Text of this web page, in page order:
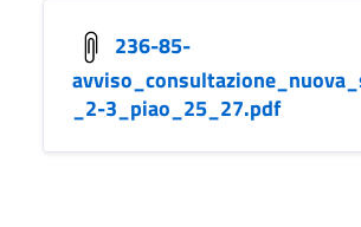
236-85-
_2-3_piao_25_27.pdf